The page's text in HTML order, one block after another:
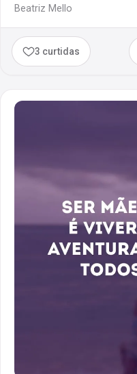
Beatriz Mello
3 curtidas